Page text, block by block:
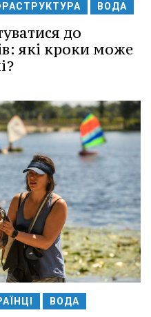
ВОДА
до
які кроки може
ВОДА